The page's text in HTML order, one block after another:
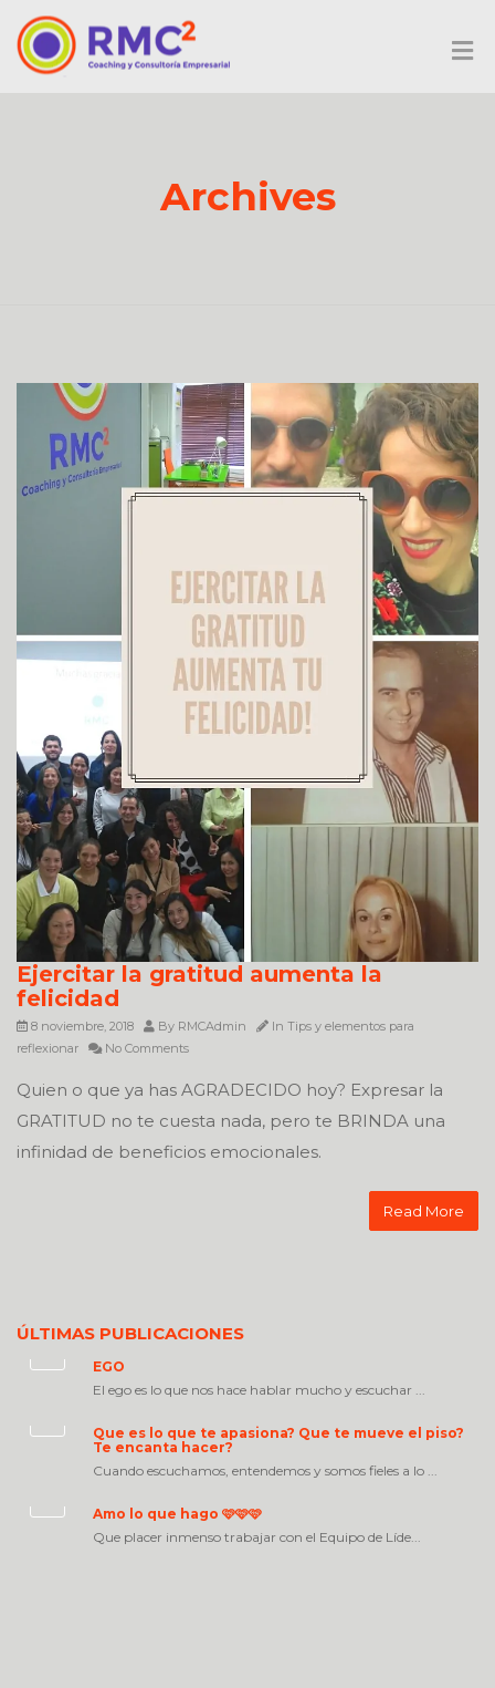
Archives
Ejercitar la gratitud aumenta la
felicidad
8 noviembre, 2018 By RMCAdmin In Tips y elementos para
reflexionar
No Comments
Quien o que ya has AGRADECIDO hoy? Expresar la
GRATITUD no te cuesta nada, pero te BRINDA una
infinidad de beneficios emocionales.
Read More
ÚLTIMAS PUBLICACIONES
EGO
El ego es lo que nos hace hablar mucho y escuchar ...
Que es lo que te apasiona? Que te mueve el piso?
Te encanta hacer?
Cuando escuchamos, entendemos y somos fieles a lo ...
Amo lo que hago 🩷🩷🩷
Que placer inmenso trabajar con el Equipo de Líde...